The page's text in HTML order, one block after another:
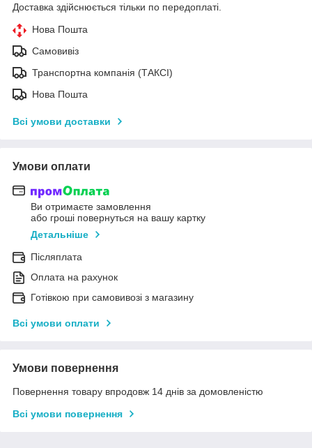
Доставка здійснюється тільки по передоплаті.
Нова Пошта
Самовивіз
Транспортна компанія (ТАКСІ)
Нова Пошта
Всі умови доставки
Умови оплати
Ви отримаєте замовлення
або гроші повернуться на вашу картку
Детальніше
Післяплата
Оплата на рахунок
Готівкою при самовивозі з магазину
Всі умови оплати
Умови повернення
Повернення товару впродовж 14 днів за домовленістю
Всі умови повернення